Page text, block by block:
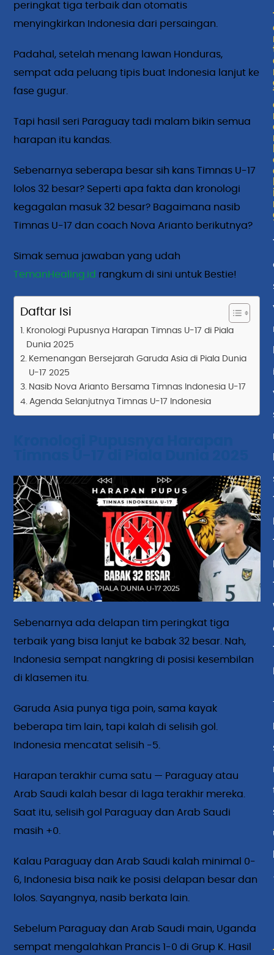
peringkat tiga terbaik dan otomatis
menyingkirkan Indonesia dari persaingan.
Padahal, setelah menang lawan Honduras,
sempat ada peluang tipis buat Indonesia lanjut ke
fase gugur.
Tapi hasil seri Paraguay tadi malam bikin semua
harapan itu kandas.
Sebenarnya seberapa besar sih kans Timnas U-17
lolos 32 besar? Seperti apa fakta dan kronologi
kegagalan masuk 32 besar? Bagaimana nasib
Timnas U-17 dan coach Nova Arianto berikutnya?
Simak semua jawaban yang udah
TemanHealing.id rangkum di sini untuk Bestie!
Daftar Isi
Kronologi Pupusnya Harapan Timnas U-17 di Piala
Dunia 2025
Kemenangan Bersejarah Garuda Asia di Piala Dunia
U-17 2025
Nasib Nova Arianto Bersama Timnas Indonesia U-17
Agenda Selanjutnya Timnas U-17 Indonesia
Sebenarnya ada delapan tim peringkat tiga
terbaik yang bisa lanjut ke babak 32 besar. Nah,
Indonesia sempat nangkring di posisi kesembilan
di klasemen itu.
Garuda Asia punya tiga poin, sama kayak
beberapa tim lain, tapi kalah di selisih gol.
Indonesia mencatat selisih -5.
Harapan terakhir cuma satu — Paraguay atau
Arab Saudi kalah besar di laga terakhir mereka.
Saat itu, selisih gol Paraguay dan Arab Saudi
masih +0.
Kalau Paraguay dan Arab Saudi kalah minimal 0-
6, Indonesia bisa naik ke posisi delapan besar dan
lolos. Sayangnya, nasib berkata lain.
Sebelum Paraguay dan Arab Saudi main, Uganda
sempat mengalahkan Prancis 1-0 di Grup K. Hasil